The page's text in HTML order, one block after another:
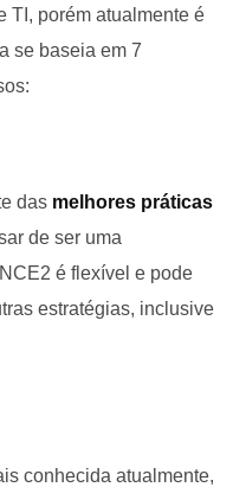
TI, porém atualmente é
se baseia em 7
das melhores práticas
de ser uma
é flexível e pode
estratégias, inclusive
conhecida atualmente,